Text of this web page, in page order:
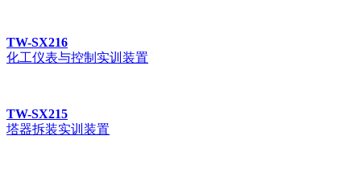
TW-SX216
化工仪表与控制实训装置
TW-SX215
塔器拆装实训装置